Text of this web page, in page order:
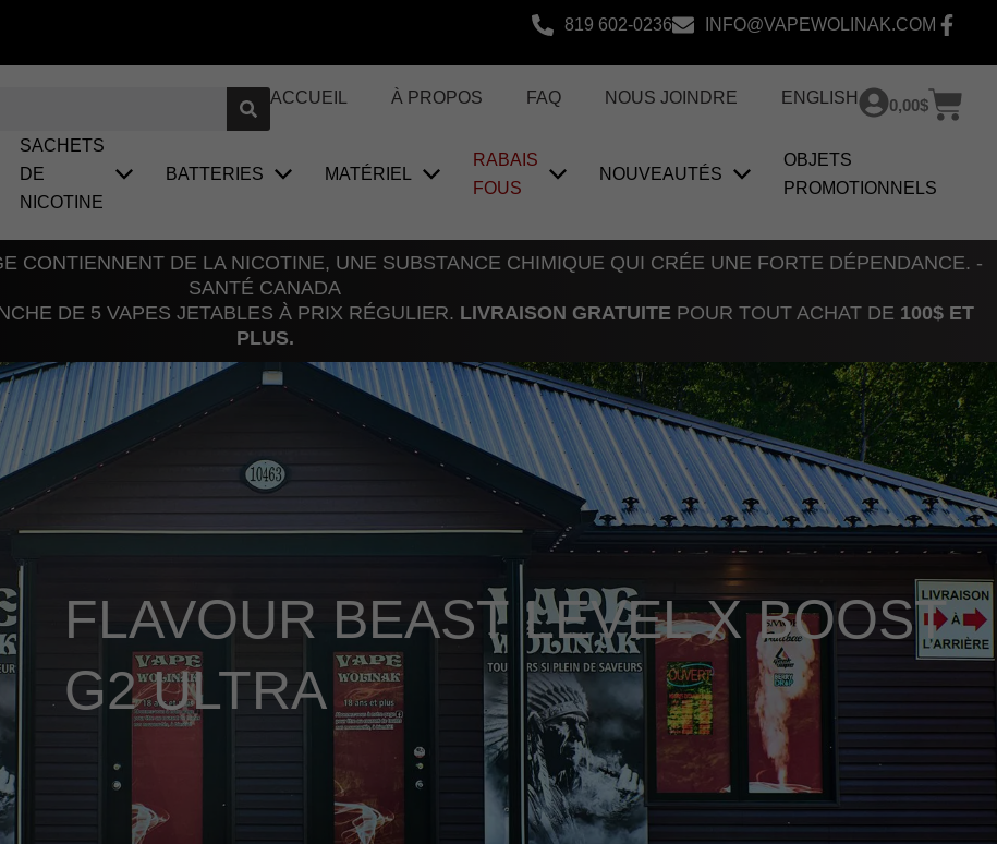
819 602-0236 INFO@VAPEWOLINAK.COM
ACCUEIL À PROPOS FAQ NOUS JOINDRE ENGLISH 0,00$
SACHETS
DE
NICOTINE
BATTERIES MATÉRIEL
RABAIS
FOUS
NOUVEAUTÉS
OBJETS
PROMOTIONNELS
CONTIENNENT DE LA NICOTINE, UNE SUBSTANCE CHIMIQUE QUI CRÉE UNE FORTE DÉPENDANCE. -
SANTÉ CANADA
DE 5 VAPES JETABLES À PRIX RÉGULIER. LIVRAISON GRATUITEPOUR TOUT ACHAT DE 100$ ET
PLUS.
FLAVOUR BEAST LEVEL X BOOST
G2 ULTRA